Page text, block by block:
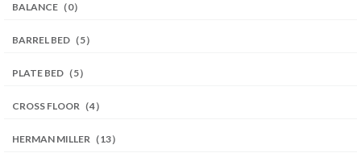
BALANCE（0）
BARREL BED（5）
PLATE BED（5）
CROSS FLOOR（4）
HERMAN MILLER（13）